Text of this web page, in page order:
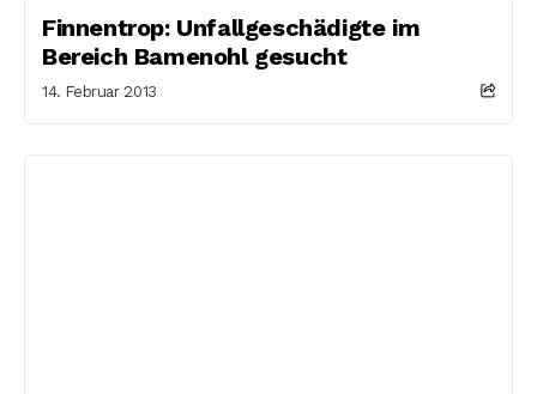
Finnentrop: Unfallgeschädigte im
Bereich Bamenohl gesucht
14. Februar 2013